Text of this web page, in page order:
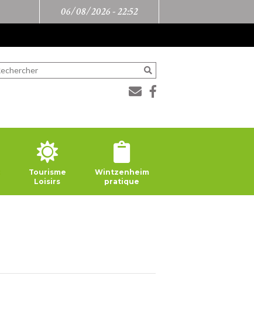
06/08/2026 -22:52
Tourisme
Loisirs
Wintzenheim
pratique